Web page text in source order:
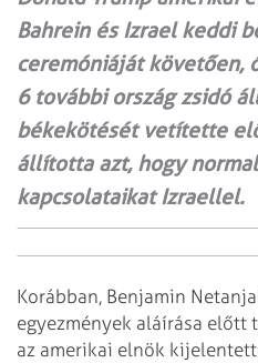
Bahrein és Izrael keddi
ceremóniáját követően,
6 további ország zsidó
békekötését vetítette
állította azt, hogy
kapcsolataikat Izraellel.
Korábban, Benjamin
egyezmények aláírása
az amerikai elnök